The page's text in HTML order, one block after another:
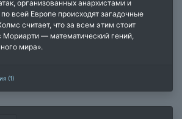
организованных анархистами и
всей Европе происходят загадочные
считает, что за всем этим стоит
— математический гений,
мира».
(1)